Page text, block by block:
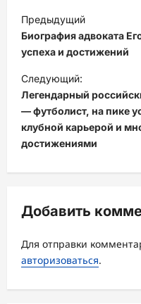
а
в
и
г
ц
з
п
и
с
Предыдущий
Биография адвоката
успеха и достижений
Следующий:
Легендарный
— футболист, на пике
клубной карьерой и
достижениями
Добавить
Для отправки
авторизоваться.